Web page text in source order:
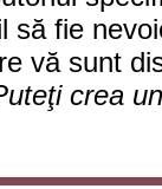
să fie
vă sunt
crea